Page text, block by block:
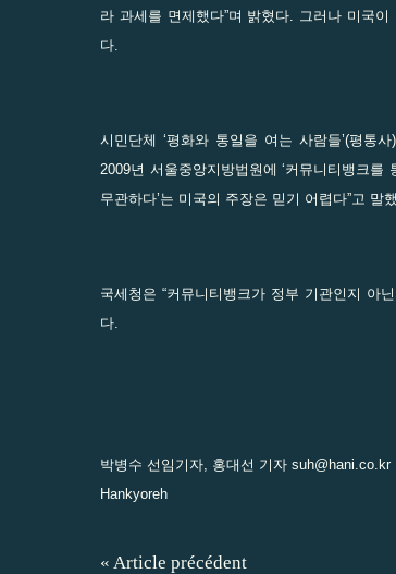
라 과세를 면제했다”며 밝혔다. 그러나 미국
다.
시민단체 ‘평화와 통일을 여는 사람들’(평통
2009년 서울중앙지방법원에 ‘커뮤니티뱅크
무관하다’는 미국의 주장은 믿기 어렵다”고 말
국세청은 “커뮤니티뱅크가 정부 기관인지 아
다.
박병수 선임기자, 홍대선 기자 suh@hani.co.kr
Hankyoreh
« Article précédent